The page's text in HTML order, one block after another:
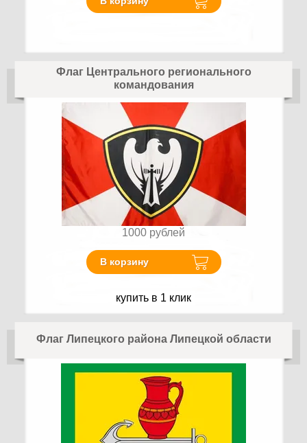
Флаг Центрального регионального
командования
1000 рублей
В корзину
купить в 1 клик
Флаг Липецкого района Липецкой области